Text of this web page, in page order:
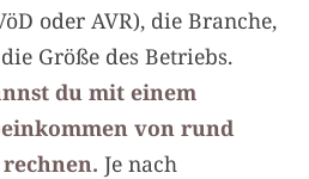
oder AVR), die Branche,
Größe des Betriebs.
du mit einem
von rund
rechnen. Je nach